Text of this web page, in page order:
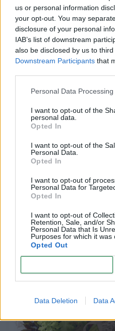
us or personal information
your opt-out. You may
disclosure of your personal
IAB’s list of downstream
also be disclosed by us to
Downstream Participants that
Personal Data
I want to opt-out of the
personal data.
Opted In
I want to opt-out of the
Personal Data.
Opted In
I want to opt-out of
Personal Data for
Opted In
I want to opt-out of
Retention, Sale, and/or
Personal Data that Is
Purposes for which it was
Opted Out
Data Deletion Data
Así crece en
lloran más
BEBÉS DE 1-3 MESES